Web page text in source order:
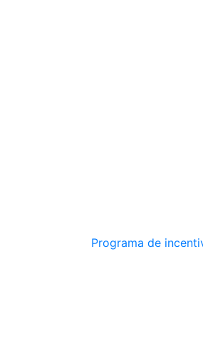
Programa de